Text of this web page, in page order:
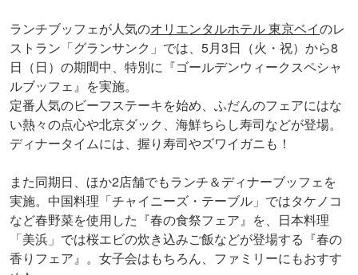
ランチブッフェが人気のオリエンタルホテル 東京ベイのレ
ストラン「グランサンク」では、5月3日（火・祝）から8
日（日）の期間中、特別に『ゴールデンウィークスペシャ
ルブッフェ』を実施。
定番人気のビーフステーキを始め、ふだんのフェアにはな
い熱々の点心や北京ダック、海鮮ちらし寿司などが登場。
ディナータイムには、握り寿司やズワイガニも！
また同期日、ほか2店舗でもランチ＆ディナーブッフェを
実施。中国料理「チャイニーズ・テーブル」ではタケノコ
など春野菜を使用した『春の食祭フェア』を、日本料理
「美浜」では桜エビの炊き込みご飯などが登場する『春の
香りフェア』。女子会はもちろん、ファミリーにもおすす